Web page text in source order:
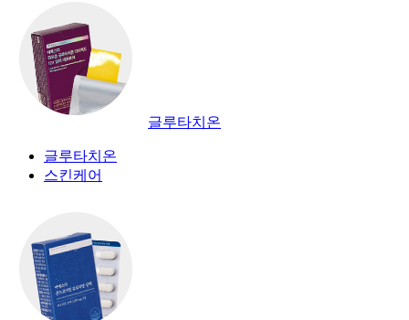
글루타치온
글루타치온
스킨케어